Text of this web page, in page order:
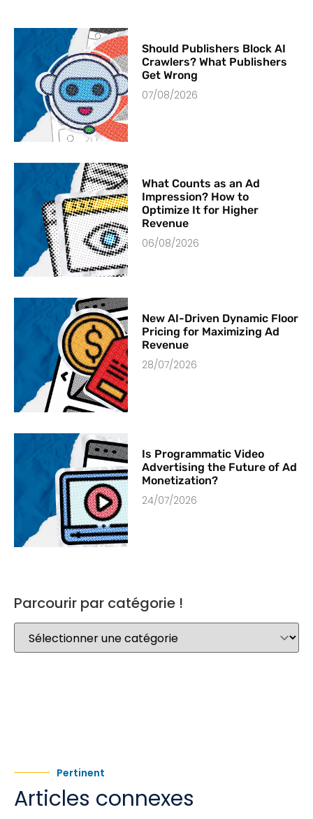
Should Publishers Block AI
Crawlers? What Publishers
Get Wrong
07/08/2026
What Counts as an Ad
Impression? How to
Optimize It for Higher
Revenue
06/08/2026
New AI-Driven Dynamic Floor
Pricing for Maximizing Ad
Revenue
28/07/2026
Is Programmatic Video
Advertising the Future of Ad
Monetization?
24/07/2026
Parcourir par catégorie !
Pertinent
Articles connexes